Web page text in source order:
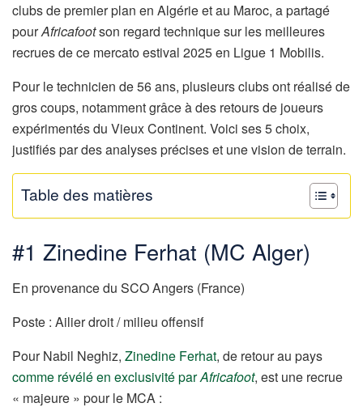
clubs de premier plan en Algérie et au Maroc, a partagé
pourAfricafootson regard technique sur les meilleures
recrues de ce mercato estival 2025 en Ligue 1 Mobilis.
Pour le technicien de 56 ans, plusieurs clubs ont réalisé de
gros coups, notamment grâce à des retours de joueurs
expérimentés du Vieux Continent. Voici ses 5 choix,
justifiés par des analyses précises et une vision de terrain.
Table des matières
#1 Zinedine Ferhat (MC Alger)
En provenance du SCO Angers (France)
Poste : Ailier droit / milieu offensif
Pour Nabil Neghiz, Zinedine Ferhat, de retour au pays
comme révélé en exclusivité parAfricafoot, est une recrue
« majeure » pour le MCA :